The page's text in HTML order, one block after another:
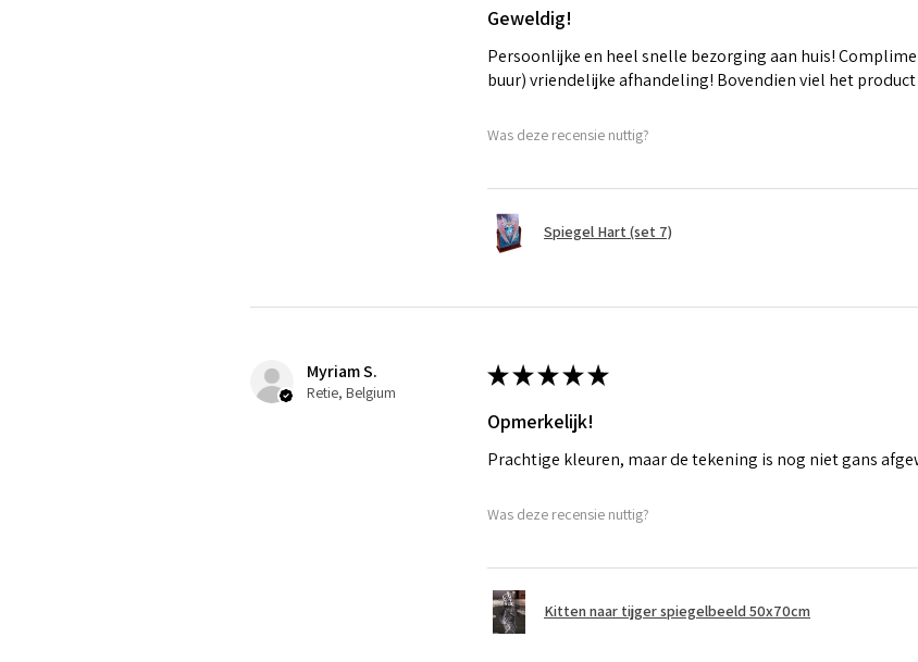
Geweldig!
Persoonlijke en heel snelle bezorging aan huis!
buur) vriendelijke afhandeling! Bovendien viel het
Was deze recensie nuttig?
Spiegel Hart (set 7)
Myriam S.
Retie, Belgium
★★★★★
Opmerkelijk!
Prachtige kleuren, maar de tekening is nog niet gans
Was deze recensie nuttig?
Kitten naar tijger spiegelbeeld 50x70cm